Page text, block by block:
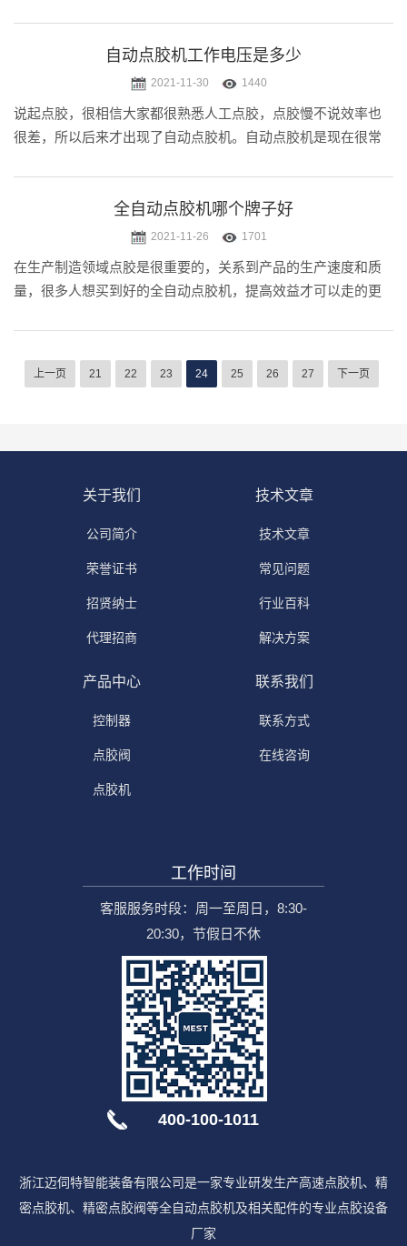
胶机的具体情况，希望对大家.....
自动点胶机工作电压是多少
2021-11-30 1440
说起点胶，很相信大家都很熟悉人工点胶，点胶慢不说效率也
很差，所以后来才出现了自动点胶机。自动点胶机是现在很常
问题，下面小迈就为大家介绍.....
全自动点胶机哪个牌子好
2021-11-26 1701
在生产制造领域点胶是很重要的，关系到产品的生产速度和质
量，很多人想买到好的全自动点胶机，提高效益才可以走的更
呢？接下来小迈就和大家一起.....
上一页 21 22 23 24 25 26 27 下一页
关于我们
公司简介
荣誉证书
招贤纳士
代理招商
技术文章
技术文章
常见问题
行业百科
解决方案
产品中心
控制器
点胶阀
点胶机
联系我们
联系方式
在线咨询
工作时间
客服服务时段：周一至周日，8:30-
20:30，节假日不休
400-100-1011
浙江迈伺特智能装备有限公司是一家专业研发生产高速点胶机、精
密点胶机、精密点胶阀等全自动点胶机及相关配件的专业点胶设备
厂家